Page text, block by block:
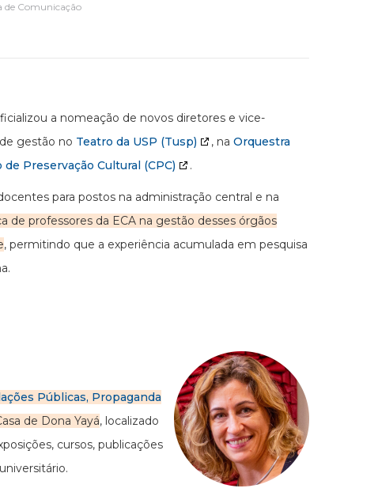
de Comunicação
a nomeação de novos diretores e vice-
gestão no Teatro da USP (Tusp) , na Orquestra
de Preservação Cultural (CPC) .
para postos na administração central e na
de professores da ECA na gestão desses órgãos
, permitindo que a experiência acumulada em pesquisa
Públicas, Propaganda
de Dona Yayá, localizado
cursos, publicações